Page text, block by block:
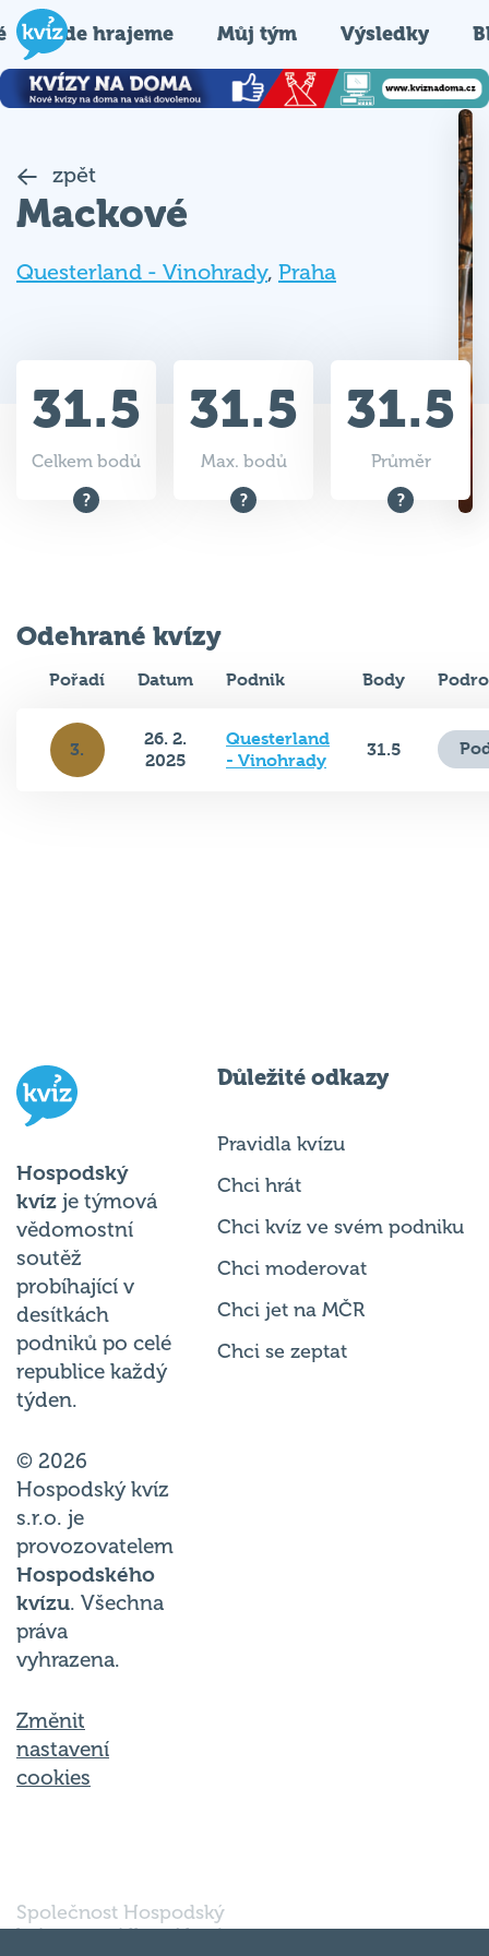
Kde hrajeme Můj tým Výsledky
zpět
Mackové
Questerland - Vinohrady, Praha
31.5
Celkem bodů
31.5
Max. bodů
31.5
Průměr
Odehrané kvízy
Pořadí Datum Podnik Body
3.
26. 2.
2025
Questerland
- Vinohrady
31.5
Hospodský
kvíz je týmová
vědomostní
soutěž
probíhající v
desítkách
podniků po celé
republice každý
týden.
© 2026
Hospodský kvíz
s.r.o. je
provozovatelem
Hospodského
kvízu. Všechna
práva
vyhrazena.
Změnit
nastavení
cookies
Důležité odkazy
Pravidla kvízu
Chci hrát
Chci kvíz ve svém podniku
Chci moderovat
Chci jet na MČR
Chci se zeptat
Společnost Hospodský
kvíz s.r.o., sídlem Nové